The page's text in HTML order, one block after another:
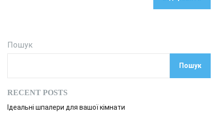
Пошук
Пошук
RECENT POSTS
Ідеальні шпалери для вашої кімнати